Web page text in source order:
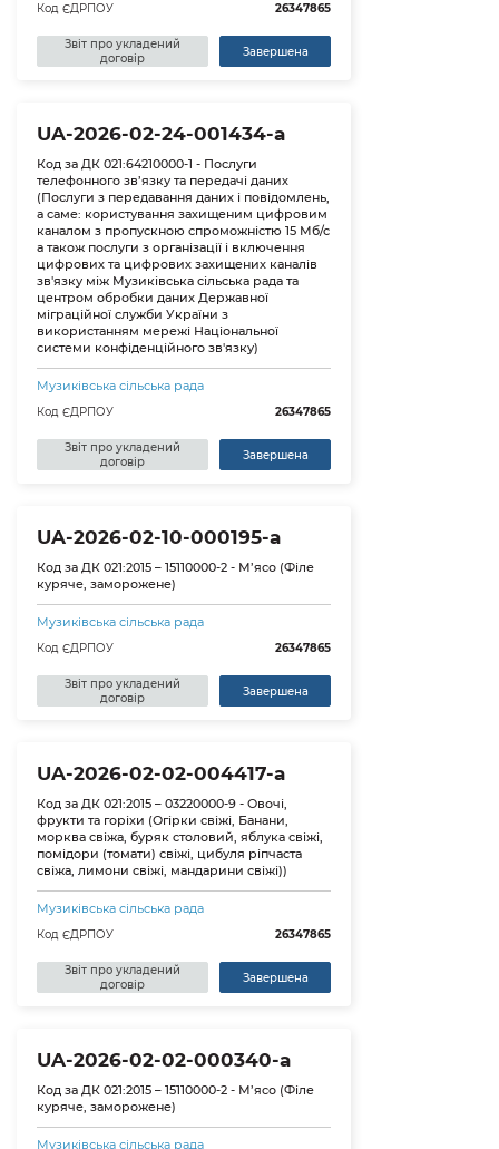
Код ЄДРПОУ 26347865
Звіт про укладений
договір
Завершена
UA-2026-02-24-001434-a
Код за ДК 021:64210000-1 - Послуги
телефонного зв’язку та передачі даних
(Послуги з передавання даних і повідомлень,
а саме: користування захищеним цифровим
каналом з пропускною спроможністю 15 Мб/с
а також послуги з організації і включення
цифрових та цифрових захищених каналів
зв'язку між Музиківська сільська рада та
центром обробки даних Державної
міграційної служби України з
використанням мережі Національної
системи конфіденційного зв'язку)
Музиківська сільська рада
Код ЄДРПОУ 26347865
Звіт про укладений
договір
Завершена
UA-2026-02-10-000195-a
Код за ДК 021:2015 – 15110000-2 - М’ясо (Філе
куряче, заморожене)
Музиківська сільська рада
Код ЄДРПОУ 26347865
Звіт про укладений
договір
Завершена
UA-2026-02-02-004417-a
Код за ДК 021:2015 – 03220000-9 - Овочі,
фрукти та горіхи (Огірки свіжі, Банани,
морква свіжа, буряк столовий, яблука свіжі,
помідори (томати) свіжі, цибуля ріпчаста
свіжа, лимони свіжі, мандарини свіжі))
Музиківська сільська рада
Код ЄДРПОУ 26347865
Звіт про укладений
договір
Завершена
UA-2026-02-02-000340-a
Код за ДК 021:2015 – 15110000-2 - М’ясо (Філе
куряче, заморожене)
Музиківська сільська рада